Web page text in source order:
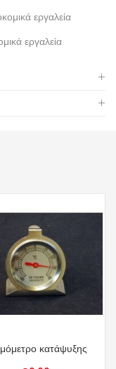
εργαλεία
εργαλεία
κατάψυξης